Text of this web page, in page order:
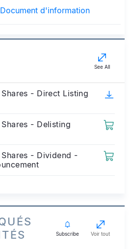
d'information
See All
- Direct Listing
- Delisting
- Dividend -
Subscribe Voir tout